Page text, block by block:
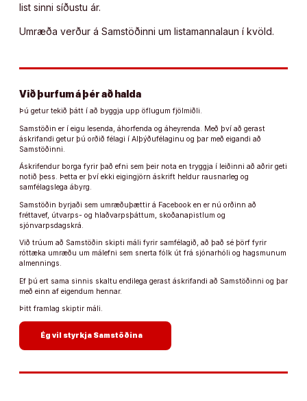
list sinni síðustu ár.
Umræða verður á Samstöðinni um listamannalaun í kvöld.
Við þurfum á þér að halda
Þú getur tekið þátt í að byggja upp öflugum fjölmiðli.
Samstöðin er í eigu lesenda, áhorfenda og áheyrenda. Með því að gerast
áskrifandi getur þú orðið félagi í Alþýðufélaginu og þar með eigandi að
Samstöðinni.
Áskrifendur borga fyrir það efni sem þeir nota en tryggja í leiðinni að aðrir geti
notið þess. Þetta er því ekki eigingjörn áskrift heldur rausnarleg og
samfélagslega ábyrg.
Samstöðin byrjaði sem umræðuþættir á Facebook en er nú orðinn að
fréttavef, útvarps- og hlaðvarpsþáttum, skoðanapistlum og
sjónvarpsdagskrá.
Við trúum að Samstöðin skipti máli fyrir samfélagið, að það sé þörf fyrir
róttæka umræðu um málefni sem snerta fólk út frá sjónarhóli og hagsmunum
almennings.
Ef þú ert sama sinnis skaltu endilega gerast áskrifandi að Samstöðinni og þar
með einn af eigendum hennar.
Þitt framlag skiptir máli.
Ég vil styrkja Samstöðina